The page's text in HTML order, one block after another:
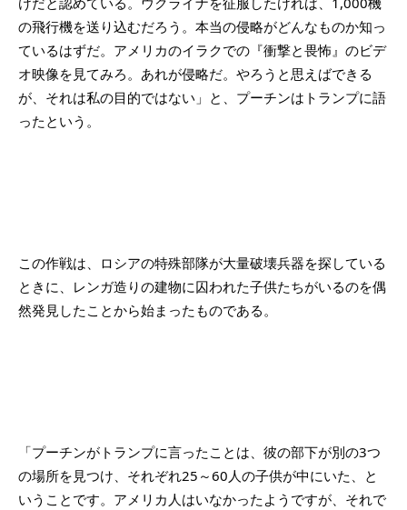
の飛行機を送り込むだろう。本当の侵略がどんなものか知っ
ているはずだ。アメリカのイラクでの『衝撃と畏怖』のビデ
オ映像を見てみろ。あれが侵略だ。やろうと思えばできる
が、それは私の目的ではない」と、プーチンはトランプに語
ったという。
この作戦は、ロシアの特殊部隊が大量破壊兵器を探している
ときに、レンガ造りの建物に囚われた子供たちがいるのを偶
然発見したことから始まったものである。
「プーチンがトランプに言ったことは、彼の部下が別の3つ
の場所を見つけ、それぞれ25～60人の子供が中にいた、と
いうことです。アメリカ人はいなかったようですが、それで